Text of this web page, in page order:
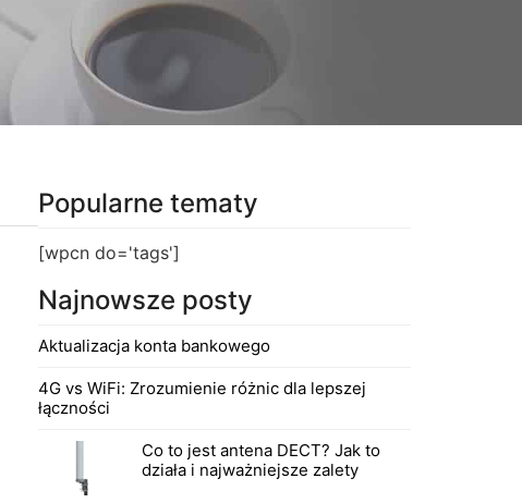
Popularne tematy
[wpcn do='tags']
Najnowsze posty
Aktualizacja konta bankowego
4G vs WiFi: Zrozumienie różnic dla lepszej
łączności
Co to jest antena DECT? Jak to
działa i najważniejsze zalety